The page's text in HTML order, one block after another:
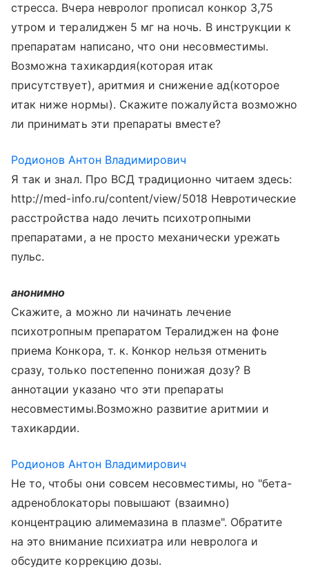
стресса. Вчера невролог прописал конкор 3,75
утром и тералиджен 5 мг на ночь. В инструкции к
препаратам написано, что они несовместимы.
Возможна тахикардия(которая итак
присутствует), аритмия и снижение ад(которое
итак ниже нормы). Скажите пожалуйста возможно
ли принимать эти препараты вместе?
Родионов Антон Владимирович
Я так и знал. Про ВСД традиционно читаем здесь:
http://med-info.ru/content/view/5018 Невротические
расстройства надо лечить психотропными
препаратами, а не просто механически урежать
пульс.
анонимно
Скажите, а можно ли начинать лечение
психотропным препаратом Тералиджен на фоне
приема Конкора, т. к. Конкор нельзя отменить
сразу, только постепенно понижая дозу? В
аннотации указано что эти препараты
несовместимы.Возможно развитие аритмии и
тахикардии.
Родионов Антон Владимирович
Не то, чтобы они совсем несовместимы, но "бета-
адреноблокаторы повышают (взаимно)
концентрацию алимемазина в плазме". Обратите
на это внимание психиатра или невролога и
обсудите коррекцию дозы.